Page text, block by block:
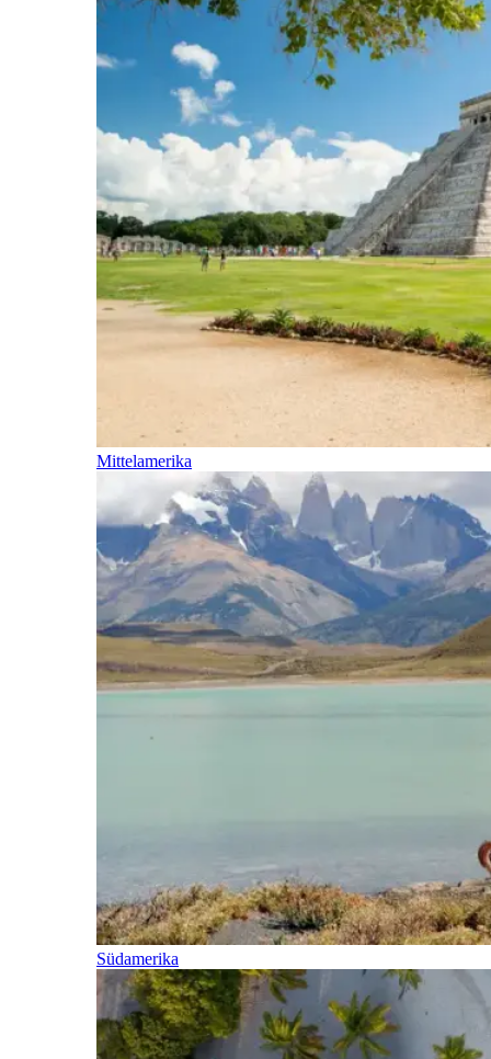
Mittelamerika
Südamerika